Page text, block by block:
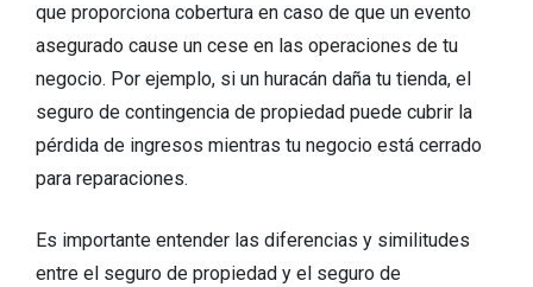
que proporciona cobertura en caso de que un evento
asegurado cause un cese en las operaciones de tu
negocio. Por ejemplo, si un huracán daña tu tienda, el
seguro de contingencia de propiedad puede cubrir la
pérdida de ingresos mientras tu negocio está cerrado
para reparaciones.
Es importante entender las diferencias y similitudes
entre el seguro de propiedad y el seguro de